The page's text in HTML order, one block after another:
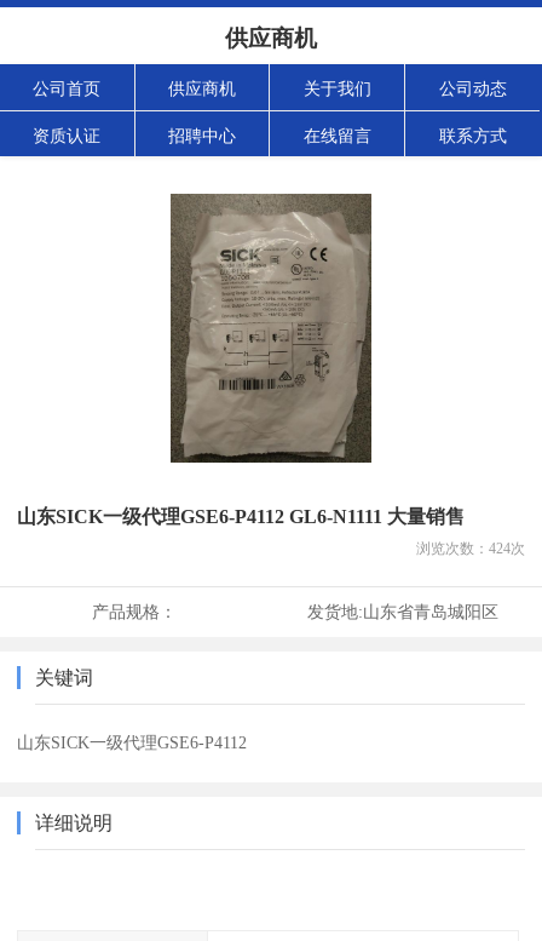
供应商机
公司首页 供应商机 关于我们 公司动态
资质认证 招聘中心 在线留言 联系方式
山东SICK一级代理GSE6-P4112 GL6-N1111 大量销售
浏览次数： 424次
产品规格： 发货地:山东省青岛城阳区
关键词
山东SICK一级代理GSE6-P4112
详细说明